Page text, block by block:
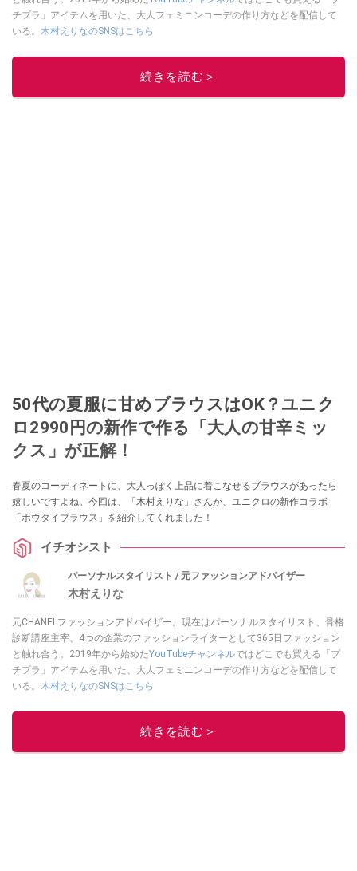
チプラ」アイテムを用いた、大人フェミニンコーデの作り方などを配信して
いる。 木村えりなのSNSはこちら
このイチオシストの他の記事を読む
続きを読む＞
50代の夏服に甘めブラウスはOK？ユニク
ロ2990円の新作で作る「大人の甘辛ミッ
クス」が正解！
春夏のコーディネートに、大人っぽく上品に着こなせるブラウスがあったら
嬉しいですよね。今回は、「木村えりな」さんが、ユニクロの新作コラボ
「ボウタイブラウス」を紹介してくれました！
イチオシスト
パーソナルスタイリスト / 元ファッションアドバイザー
木村えりな
元CHANELファッションアドバイザー。現在はパーソナルスタイリスト、骨格
診断講座主宰、4つの企業のファッションライターとして365日ファッション
と触れ合う。2019年から始めたYouTubeチャンネルではどこでも買える「プ
チプラ」アイテムを用いた、大人フェミニンコーデの作り方などを配信して
いる。 木村えりなのSNSはこちら
このイチオシストの他の記事を読む
続きを読む＞